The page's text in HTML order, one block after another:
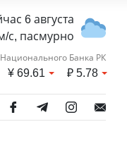
6 августа
с, пасмурно
Банка РК
¥69.61 ₽5.78